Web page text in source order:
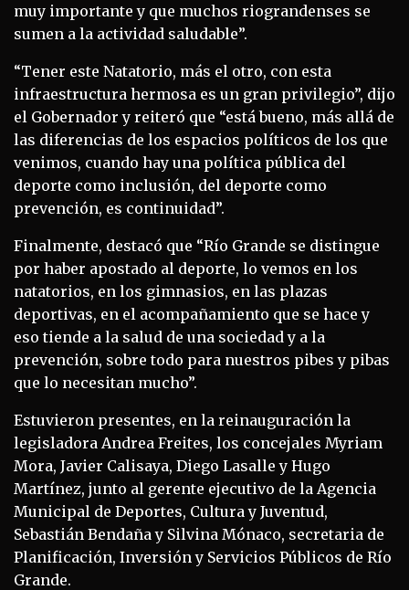
muy importante y que muchos riograndenses se
sumen a la actividad saludable”.
“Tener este Natatorio, más el otro, con esta
infraestructura hermosa es un gran privilegio”, dijo
el Gobernador y reiteró que “está bueno, más allá de
las diferencias de los espacios políticos de los que
venimos, cuando hay una política pública del
deporte como inclusión, del deporte como
prevención, es continuidad”.
Finalmente, destacó que “Río Grande se distingue
por haber apostado al deporte, lo vemos en los
natatorios, en los gimnasios, en las plazas
deportivas, en el acompañamiento que se hace y
eso tiende a la salud de una sociedad y a la
prevención, sobre todo para nuestros pibes y pibas
que lo necesitan mucho”.
Estuvieron presentes, en la reinauguración la
legisladora Andrea Freites, los concejales Myriam
Mora, Javier Calisaya, Diego Lasalle y Hugo
Martínez, junto al gerente ejecutivo de la Agencia
Municipal de Deportes, Cultura y Juventud,
Sebastián Bendaña y Silvina Mónaco, secretaria de
Planificación, Inversión y Servicios Públicos de Río
Grande.